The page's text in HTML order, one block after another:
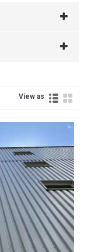
View as